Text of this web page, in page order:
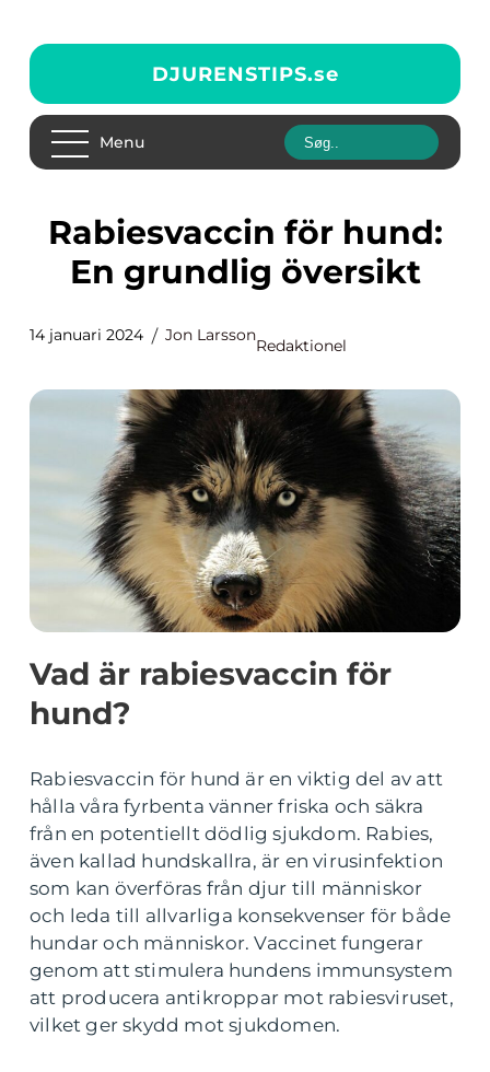
DJURENSTIPS.se
Menu
Rabiesvaccin för hund:
En grundlig översikt
14 januari 2024 Jon Larsson
Redaktionel
Vad är rabiesvaccin för
hund?
Rabiesvaccin för hund är en viktig del av att
hålla våra fyrbenta vänner friska och säkra
från en potentiellt dödlig sjukdom. Rabies,
även kallad hundskallra, är en virusinfektion
som kan överföras från djur till människor
och leda till allvarliga konsekvenser för både
hundar och människor. Vaccinet fungerar
genom att stimulera hundens immunsystem
att producera antikroppar mot rabiesviruset,
vilket ger skydd mot sjukdomen.